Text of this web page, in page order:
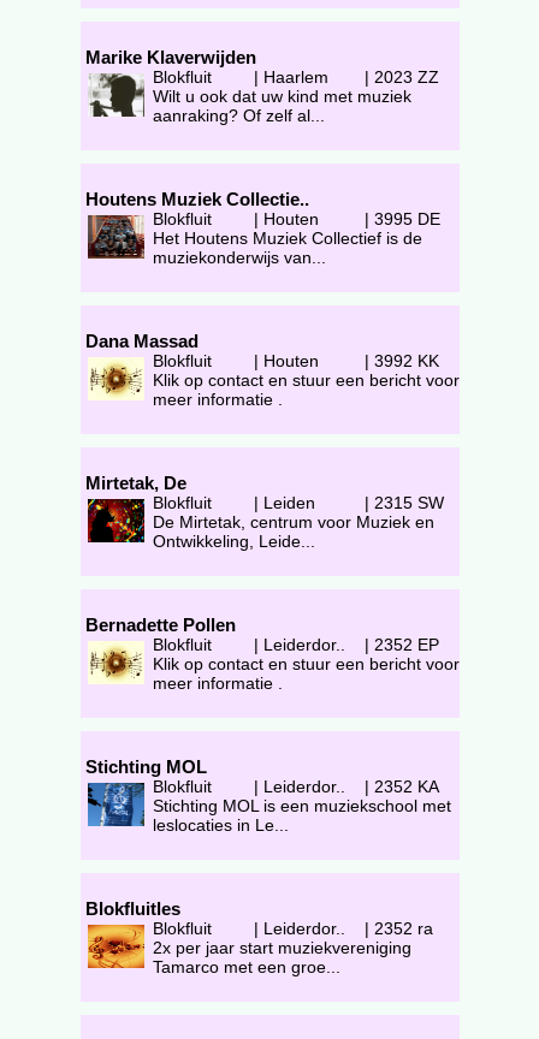
Marike Klaverwijden
Blokfluit | Haarlem | 2023 ZZ
Wilt u ook dat uw kind met muziek
aanraking? Of zelf al...
Houtens Muziek Collectie..
Blokfluit | Houten | 3995 DE
Het Houtens Muziek Collectief is de
muziekonderwijs van...
Dana Massad
Blokfluit | Houten | 3992 KK
Klik op contact en stuur een bericht voor
meer informatie .
Mirtetak, De
Blokfluit | Leiden | 2315 SW
De Mirtetak, centrum voor Muziek en
Ontwikkeling, Leide...
Bernadette Pollen
Blokfluit | Leiderdor.. | 2352 EP
Klik op contact en stuur een bericht voor
meer informatie .
Stichting MOL
Blokfluit | Leiderdor.. | 2352 KA
Stichting MOL is een muziekschool met
leslocaties in Le...
Blokfluitles
Blokfluit | Leiderdor.. | 2352 ra
2x per jaar start muziekvereniging
Tamarco met een groe...